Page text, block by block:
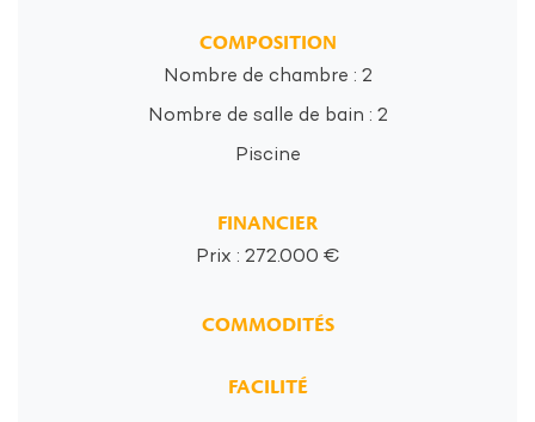
COMPOSITION
Nombre de chambre : 2
Nombre de salle de bain : 2
Piscine
FINANCIER
Prix : 272.000 €
COMMODITÉS
FACILITÉ